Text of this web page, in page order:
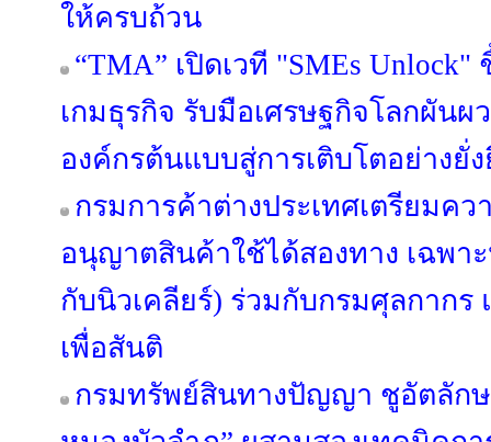
ให้ครบถ้วน
“TMA” เปิดเวที "SMEs Unlock"
เกมธุรกิจ รับมือเศรษฐกิจโลกผัน
องค์กรต้นแบบสู่การเติบโตอย่างยั่
กรมการค้าต่างประเทศเตรียมค
อนุญาตสินค้าใช้ได้สองทาง เฉพา
กับนิวเคลียร์) ร่วมกับกรมศุลกาก
เพื่อสันติ
กรมทรัพย์สินทางปัญญา ชูอัตลัก